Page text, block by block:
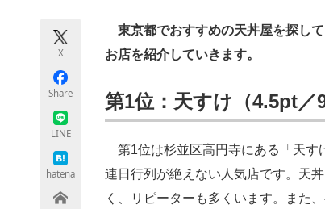
ちょっと気になるネットの話題
X
Share
LINE
hatena
東京都でおすすめの天丼屋を探し
お店を紹介していきます。
第1位：天すけ（4.5pt／
第1位は杉並区高円寺にある「天す
連日行列が絶えない人気店です。天
く、リピーターも多くいます。また